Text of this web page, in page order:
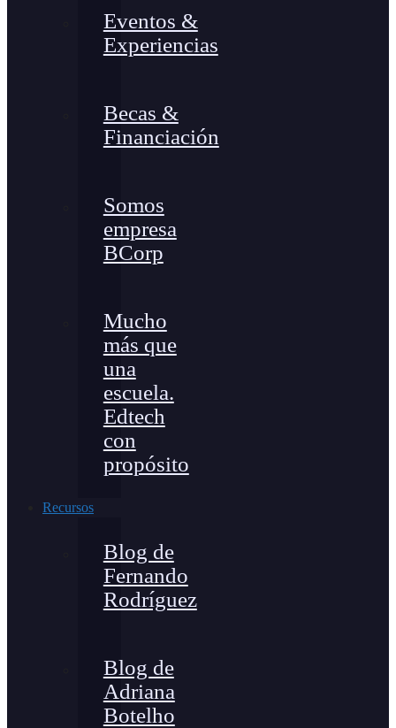
Eventos &
Experiencias
Becas &
Financiación
Somos
empresa
BCorp
Mucho
más que
una
escuela.
Edtech
con
propósito
Recursos
Blog de
Fernando
Rodríguez
Blog de
Adriana
Botelho